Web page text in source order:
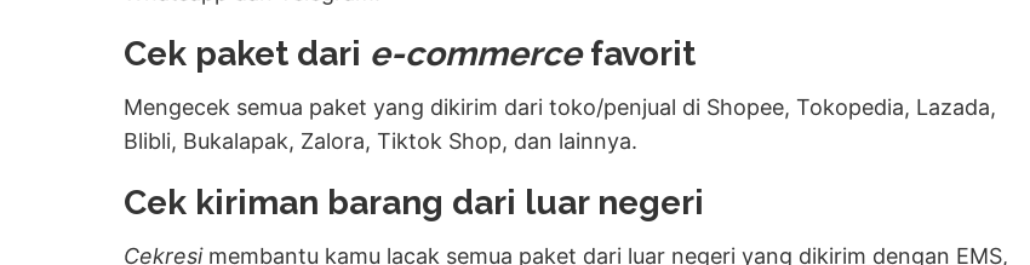
Cek paket dari e-commercefavorit
Mengecek semua paket yang dikirim dari toko/penjual di Shopee, Tokopedia, Lazada,
Blibli, Bukalapak, Zalora, Tiktok Shop, dan lainnya.
Cek kiriman barang dari luar negeri
Cekresimembantu kamu lacak semua paket dari luar negeri yang dikirim dengan EMS,